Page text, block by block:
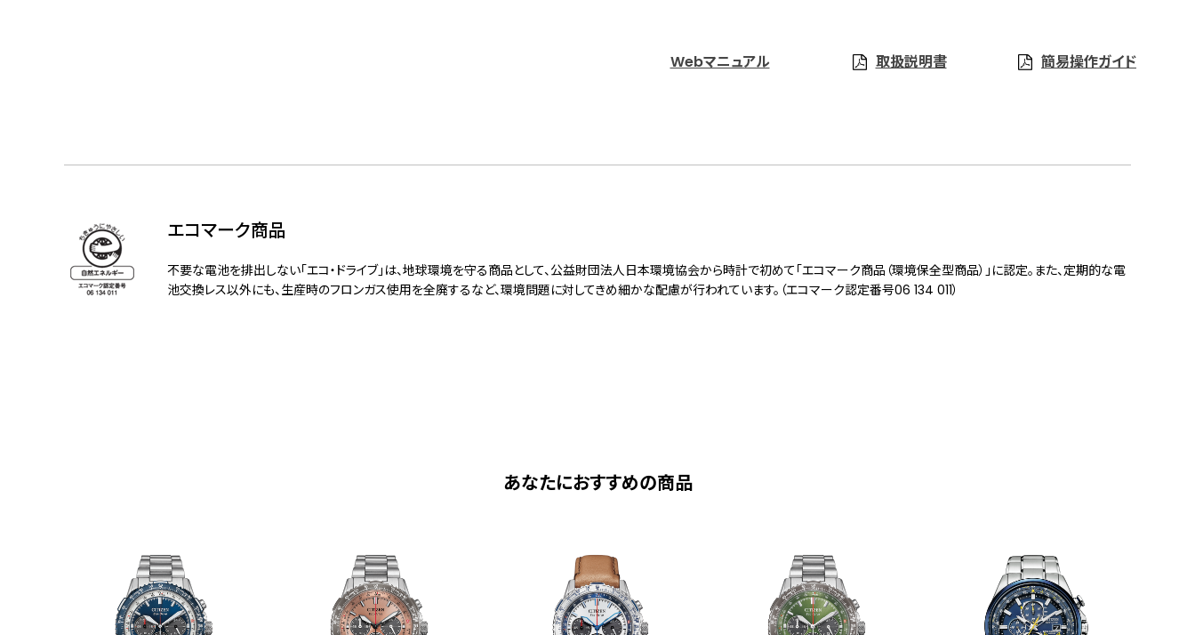
Webマニュアル 取扱説明書 簡易操作ガイド
エコマーク商品
不要な電池を排出しない「エコ・ドライブ」は、地球環境を守る商品として、公益財団法人日本環境協会から時計で初めて「エコマーク商品（環境保全型商品）」に認定。また、定期的な電
池交換レス以外にも、生産時のフロンガス使用を全廃するなど、環境問題に対してきめ細かな配慮が行われています。（エコマーク認定番号06 134 011）
あなたにおすすめの商品